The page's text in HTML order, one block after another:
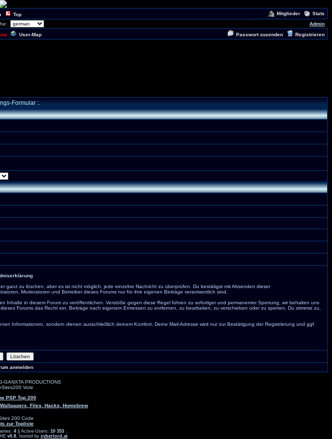
Top Mitglieder
Stats
Admin
User-Map Passwort zusenden Registrieren
Formular :.
ganz zu löschen, aber es ist nicht möglich, jede einzelne Nachricht zu überprüfen. Du bestätigst mit Absenden dieser
Moderatoren und Betreiber dieses Forums nur für ihre eigenen Beiträge verantwortlich sind.
in diesem Forum zu veröffentlichen. Verstöße gegen diese Regel führen zu sofortiger und permanenter Sperrung, wir behalten uns
Forums das Recht ein, Beiträge nach eigenem Ermessen zu entfernen, zu bearbeiten, zu verschieben oder zu sperren. Du stimmst zu,
Informationen, sondern dienen ausschließlich deinem Komfort. Deine Mail-Adresse wird nur zur Bestätigung der Registrierung und ggf.
anmelden
GANXTA PRODUCTIONS
Vote
200 Code
4|| Active-Users: 10 353:.
HE v0.8, hosted by cyberlord.at